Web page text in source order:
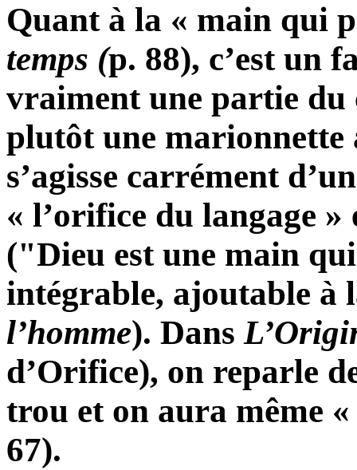
Quant à la « main qui
temps (p. 88), c’est un
vraiment une partie du
plutôt une marionnette
s’agisse carrément
« l’orifice du langage »
("Dieu est une main
intégrable, ajoutable à
l’homme). Dans
d’Orifice), on reparle
trou et on aura même
67).